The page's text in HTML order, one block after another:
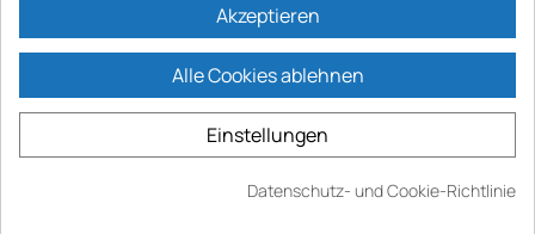
einem Kapital von 187 203,29 €, 32 Rue de Paradis - PARIS 75010
(FRANKREICH). GECODIS.SA wurde am 11.04.1998 gegründet und ist eine
Tochtergesellschaft der ODAYA ​​HOLDING mit einem Kapital von 2.750.640,00
EURO.
ALLE UNSERE AKTIONEN SIND GÜLTIG, SOWIE DER VORRAT VERFÜGBAR IST
Akzeptieren
Alle Cookies ablehnen
Einstellungen
Datenschutz- und Cookie-Richtlinie